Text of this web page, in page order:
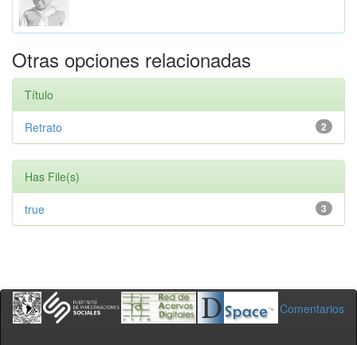
Otras opciones relacionadas
Título
2
Retrato
Has File(s)
3
true
Comentarios